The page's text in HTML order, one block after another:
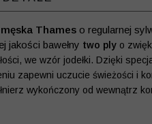
Thames o regularnej
jakości bawełny two ply o
we wzór jodełki. Dzięki
zapewni uczucie świeżości i
wykończony od wewnątrz